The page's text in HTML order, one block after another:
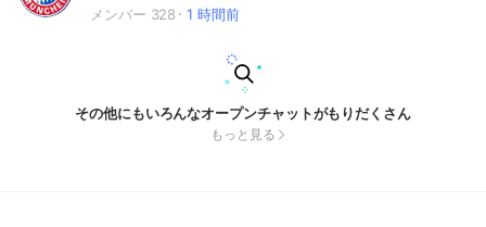
メンバー 328
1 時間前
その他にもいろんなオープンチャットがもりだくさん
もっと見る